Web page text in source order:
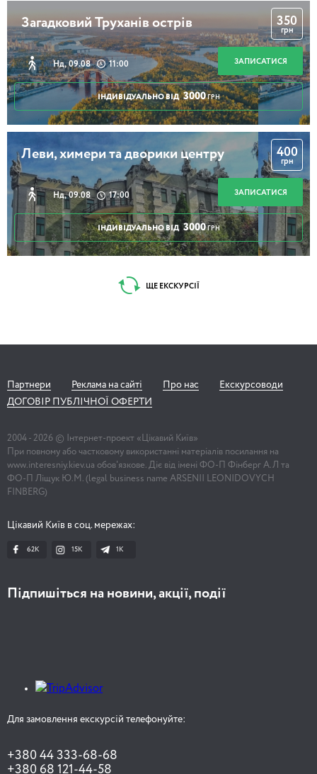
Загадковий Труханів острів
Нд, 09.08 11:00
350
грн
ЗАПИСАТИСЯ
ІНДИВІДУАЛЬНО ВІД 3000 ГРН
Леви, химери та дворики центру
Нд, 09.08 17:00
400
грн
ЗАПИСАТИСЯ
ІНДИВІДУАЛЬНО ВІД 3000 ГРН
ЩЕ ЕКСКУРСІЇ
Партнери Реклама на сайті Про нас
Екскурсоводи
ДОГОВІР ПУБЛІЧНОЇ ОФЕРТИ
2004 - 2026 © Інтернет-проект «Цікавий Київ»
При повному або частковому використанні матеріалів посилання на
www.interesniy.kiev.ua обов'язкове. Діє від імені ФО-П Фінберг А.Л та
ФО-П Ліщук Ю.М. (legal business name ARSENII LEONIDOVYCH
FINBERG)
Цікавий Київ в соц. мережах:
62K 15K 1К
Підпишіться на новини, акції, події
Для замовлення екскурсій телефонуйте:
+380 44 333-68-68
+380 68 121-44-58